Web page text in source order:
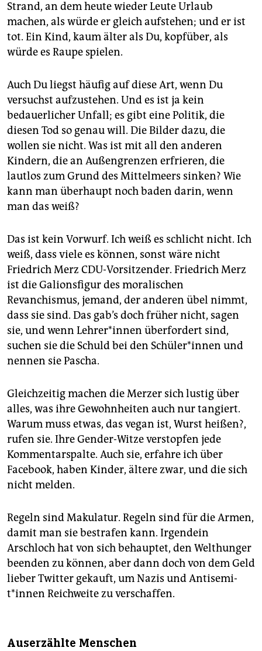
Strand, an dem heute wieder Leute Urlaub
machen, als würde er gleich aufstehen; und er ist
tot. Ein Kind, kaum älter als Du, kopfüber, als
würde es Raupe spielen.
Auch Du liegst häufig auf diese Art, wenn Du
versuchst aufzustehen. Und es ist ja kein
bedauerlicher Unfall; es gibt eine Politik, die
diesen Tod so genau will. Die Bilder dazu, die
wollen sie nicht. Was ist mit all den anderen
Kindern, die an Außengrenzen erfrieren, die
lautlos zum Grund des Mittelmeers sinken? Wie
kann man überhaupt noch baden darin, wenn
man das weiß?
Das ist kein Vorwurf. Ich weiß es schlicht nicht. Ich
weiß, dass viele es können, sonst wäre nicht
Friedrich Merz CDU-Vorsitzender. Friedrich Merz
ist die Galionsfigur des moralischen
Revanchismus, jemand, der anderen übel nimmt,
dass sie sind. Das gab’s doch früher nicht, sagen
sie, und wenn Leh­re­r*in­nen überfordert sind,
suchen sie die Schuld bei den Schü­le­r*in­nen und
nennen sie Pascha.
Gleichzeitig machen die Merzer sich lustig über
alles, was ihre Gewohnheiten auch nur tangiert.
Warum muss etwas, das vegan ist, Wurst heißen?,
rufen sie. Ihre Gender-Witze verstopfen jede
Kommentarspalte. Auch sie, erfahre ich über
Facebook, haben Kinder, ältere zwar, und die sich
nicht melden.
Regeln sind Makulatur. Regeln sind für die Armen,
damit man sie bestrafen kann. Irgendein
Arschloch hat von sich behauptet, den Welthunger
beenden zu können, aber dann doch von dem Geld
lieber Twitter gekauft, um Nazis und An­ti­se­mi­
t*in­nen Reichweite zu verschaffen.
Auserzählte Menschen